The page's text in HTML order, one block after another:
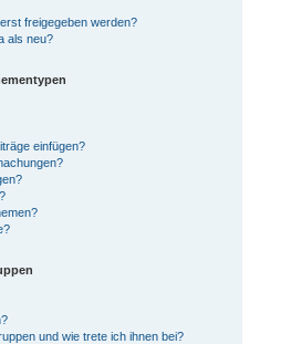
freigegeben werden?
als neu?
einfügen?
und wie trete ich ihnen bei?